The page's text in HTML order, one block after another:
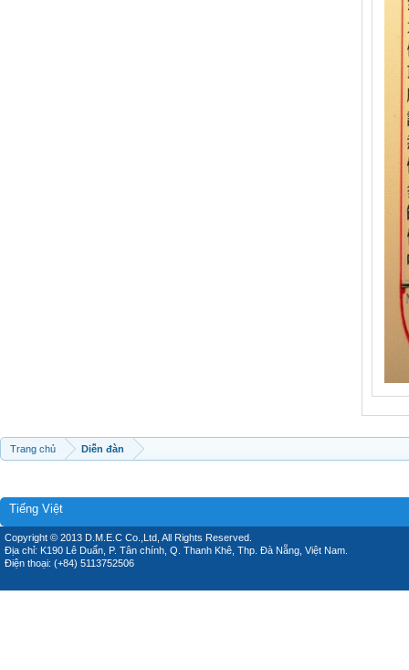
Trang chủ Diễn đàn
Tiếng Việt
Copyright © 2013 D.M.E.C Co.,Ltd, All Rights Reserved.
Địa chỉ: K190 Lê Duẩn, P. Tân chính, Q. Thanh Khê, Thp. Đà Nẵng, Việt Nam.
Điện thoại: (+84) 5113752506